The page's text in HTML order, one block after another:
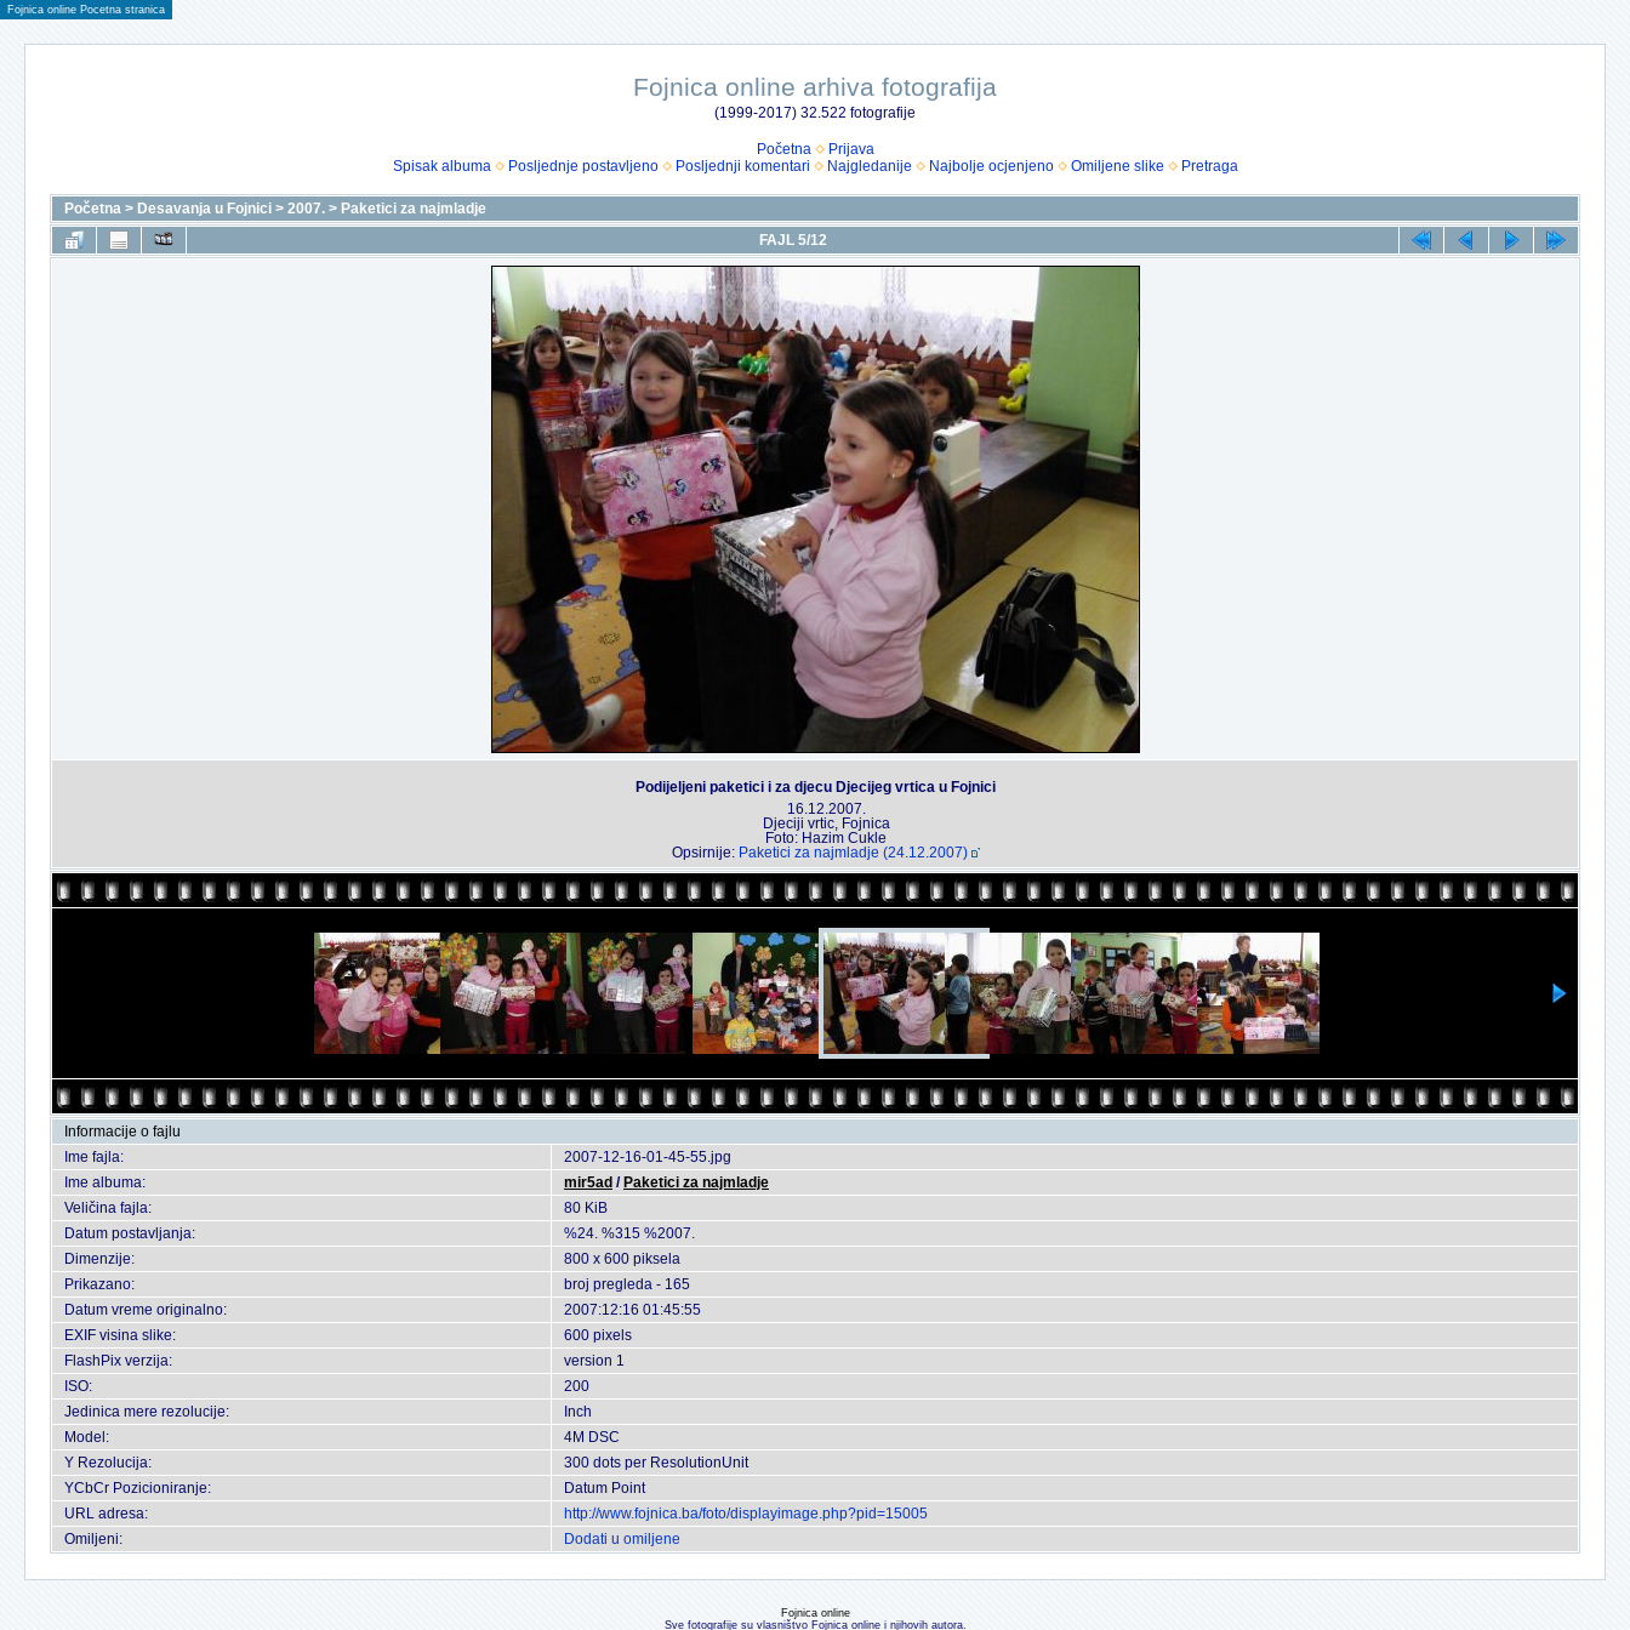
Fojnica online Pocetna stranica
Fojnica online arhiva fotografija
(1999-2017) 32.522 fotografije
Početna
Prijava
Spisak albuma
Posljednje postavljeno Posljednji komentari Najgledanije Najbolje ocjenjeno Omiljene slike Pretraga
Početna > Desavanja u Fojnici > 2007. > Paketici za najmladje
FAJL 5/12
Podijeljeni paketici i za djecu Djecijeg vrtica u Fojnici
16.12.2007.
Djeciji vrtic, Fojnica
Foto: Hazim Cukle
Opsirnije: Paketici za najmladje (24.12.2007)
Informacije o fajlu
Ime fajla:
2007-12-16-01-45-55.jpg
Ime albuma:
mir5ad / Paketici za najmladje
Veličina fajla:
80 KiB
Datum postavljanja:
%24. %315 %2007.
Dimenzije:
800 x 600 piksela
Prikazano:
broj pregleda - 165
Datum vreme originalno:
2007:12:16 01:45:55
EXIF visina slike:
600 pixels
FlashPix verzija:
version 1
ISO:
200
Jedinica mere rezolucije:
Inch
Model:
4M DSC
Y Rezolucija:
300 dots per ResolutionUnit
YCbCr Pozicioniranje:
Datum Point
URL adresa:
http://www.fojnica.ba/foto/displayimage.php?pid=15005
Omiljeni:
Dodati u omiljene
Fojnica online
Sve fotografije su vlasništvo Fojnica online i njihovih autora.